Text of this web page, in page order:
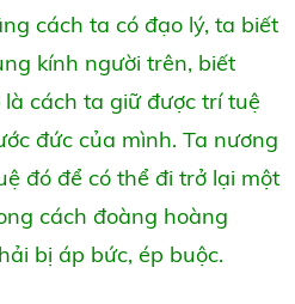
cách ta có đạo lý, ta biết
kính người trên, biết
cách ta giữ được trí tuệ
đức của mình. Ta nương
đó để có thể đi trở lại một
cách đoàng hoàng
bị áp bức, ép buộc.